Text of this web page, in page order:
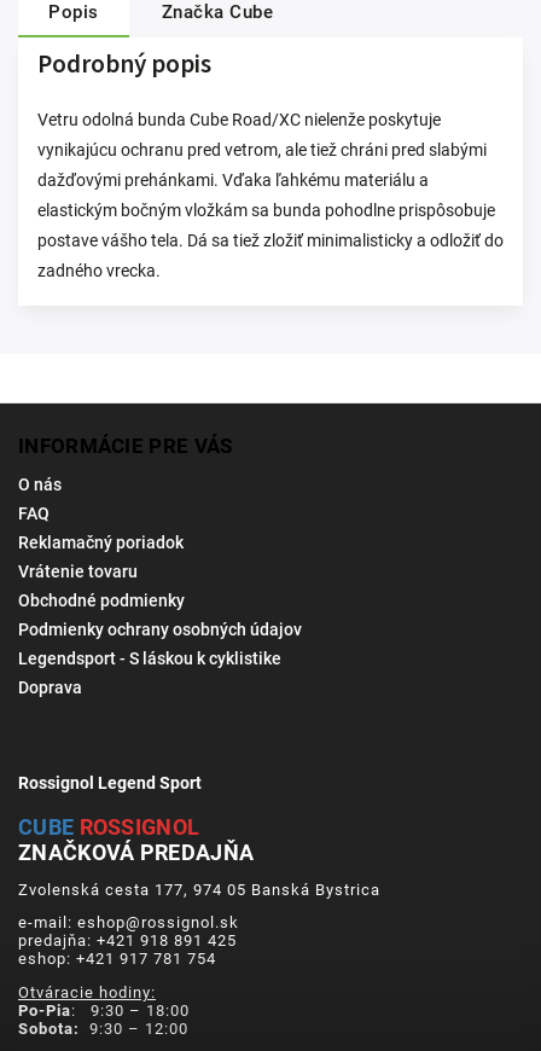
Popis Značka Cube
Podrobný popis
Vetru odolná bunda Cube Road/XC nielenže poskytuje
vynikajúcu ochranu pred vetrom, ale tiež chráni pred slabými
dažďovými prehánkami. Vďaka ľahkému materiálu a
elastickým bočným vložkám sa bunda pohodlne prispôsobuje
postave vášho tela. Dá sa tiež zložiť minimalisticky a odložiť do
zadného vrecka.
INFORMÁCIE PRE VÁS
O nás
FAQ
Reklamačný poriadok
Vrátenie tovaru
Obchodné podmienky
Podmienky ochrany osobných údajov
Legendsport - S láskou k cyklistike
Doprava
Rossignol Legend Sport
CUBE ROSSIGNOL
ZNAČKOVÁ PREDAJŇA
Zvolenská cesta 177, 974 05 Banská Bystrica
e-mail: eshop@rossignol.sk
predajňa: +421 918 891 425
eshop: +421 917 781 754
Otváracie hodiny:
Po-Pia: 9:30 – 18:00
Sobota:
9:30 – 12:00